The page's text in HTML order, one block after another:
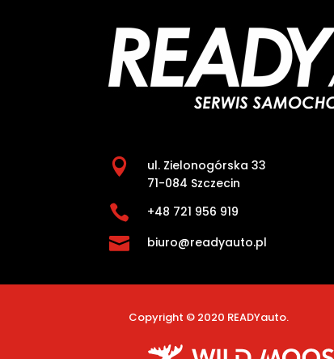

ul. Zielonogórska 33
71-084 Szczecin
 +48 721 956 919
 biuro@readyauto.pl
Copyright © 2020 READYauto.